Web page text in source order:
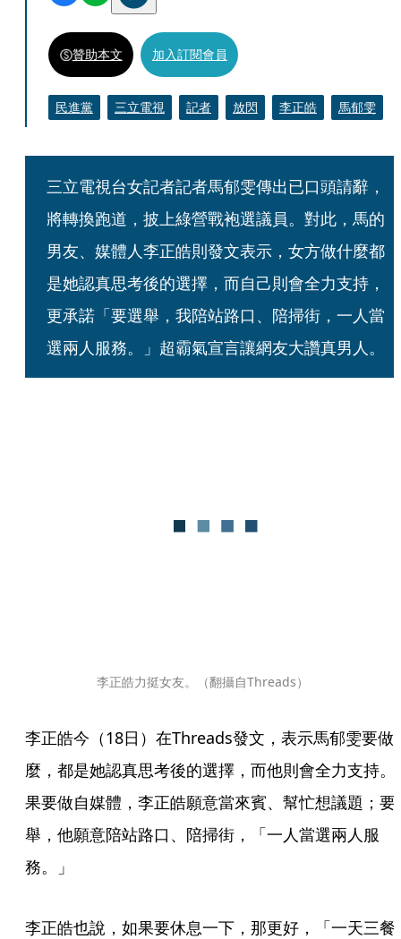
贊助本文 加入訂閱會員
民進黨 三立電視 記者 放閃 李正皓 馬郁雯
三立電視台女記者記者馬郁雯傳出已口頭請辭，
將轉換跑道，披上綠營戰袍選議員。對此，馬的
男友、媒體人李正皓則發文表示，女方做什麼都
是她認真思考後的選擇，而自己則會全力支持，
更承諾「要選舉，我陪站路口、陪掃街，一人當
選兩人服務。」超霸氣宣言讓網友大讚真男人。
李正皓力挺女友。（翻攝自Threads）
李正皓今（18日）在Threads發文，表示馬郁雯要做
麼，都是她認真思考後的選擇，而他則會全力支持。
果要做自媒體，李正皓願意當來賓、幫忙想議題；要
舉，他願意陪站路口、陪掃街，「一人當選兩人服
務。」
李正皓也說，如果要休息一下，那更好，「一天三餐